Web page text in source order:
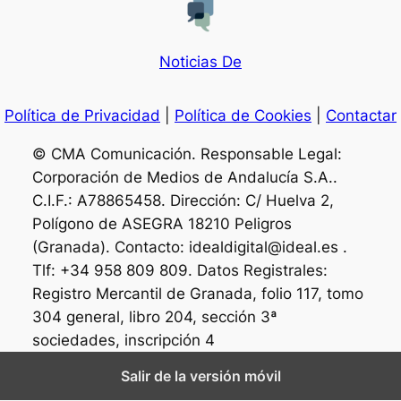
Noticias De
Política de Privacidad Política de Cookies Contactar
© CMA Comunicación. Responsable Legal:
Corporación de Medios de Andalucía S.A..
C.I.F.: A78865458. Dirección: C/ Huelva 2,
Polígono de ASEGRA 18210 Peligros
(Granada). Contacto: idealdigital@ideal.es .
Tlf: +34 958 809 809. Datos Registrales:
Registro Mercantil de Granada, folio 117, tomo
304 general, libro 204, sección 3ª
sociedades, inscripción 4
Salir de la versión móvil